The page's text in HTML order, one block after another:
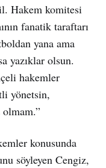
Hakem komitesi
fanatik taraftarı
yana ama
yazıklar olsun.
hakemler
yönetsin,
olmam.”
konusunda
söyleyen Cengiz,